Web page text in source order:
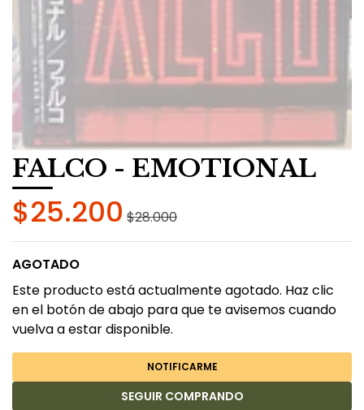
FALCO - EMOTIONAL
$25.200 $28.000
AGOTADO
Este producto está actualmente agotado. Haz clic
en el botón de abajo para que te avisemos cuando
vuelva a estar disponible.
NOTIFICARME
SEGUIR COMPRANDO